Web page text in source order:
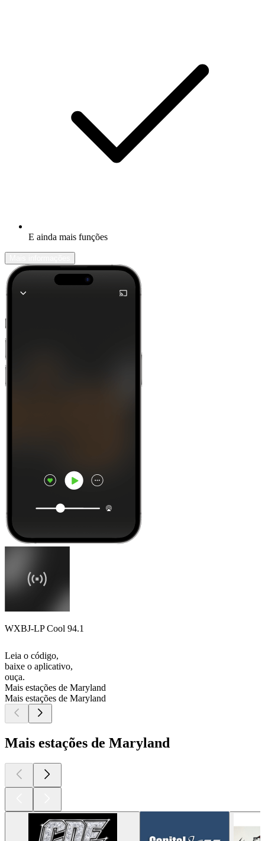
E ainda mais funções
WXBJ-LP Cool 94.1
Leia o código,
baixe o aplicativo,
ouça.
Mais estações de Maryland
Mais estações de Maryland
Mais estações de Maryland